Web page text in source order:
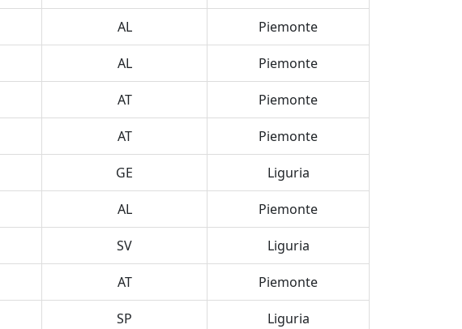
AL Piemonte
AL Piemonte
AT Piemonte
AT Piemonte
GE Liguria
AL Piemonte
SV Liguria
AT Piemonte
SP Liguria